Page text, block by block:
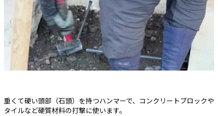
重くて硬い頭部（石頭）を持つハンマーで、コンクリートブロックや
タイルなど硬質材料の打撃に使います。